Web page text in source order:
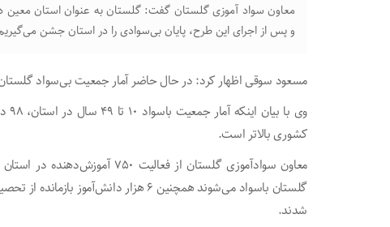
معاون سواد آموزی گلستان گفت: گلستان به عنوان استان
و پس از اجرای این طرح، پایان بی‌سوادی را در استان جشن
مسعود سوقی اظهار کرد: در حال حاضر آمار جمعیت بی‌سواد گلستان، ۳۴ هزار نفر
کشوری بالاتر است.
معاون سوادآموزی گلستان از
گلستان باسواد می‌شوند همچنین ۶ هزار
شدند.